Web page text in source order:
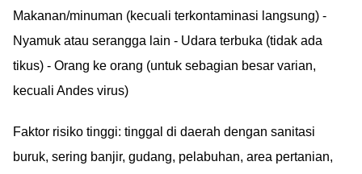
Makanan/minuman (kecuali terkontaminasi langsung) -
Nyamuk atau serangga lain - Udara terbuka (tidak ada
tikus) - Orang ke orang (untuk sebagian besar varian,
kecuali Andes virus)
Faktor risiko tinggi: tinggal di daerah dengan sanitasi
buruk, sering banjir, gudang, pelabuhan, area pertanian,